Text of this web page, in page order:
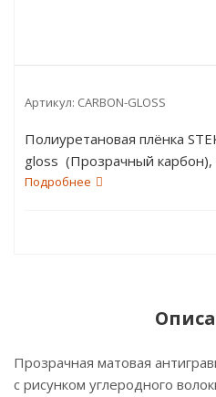
Артикул: CARBON-GLOSS
Полиуретановая плёнка
gloss (Прозрачный
Подробнее
Прозрачная матовая
с рисунком углеродного